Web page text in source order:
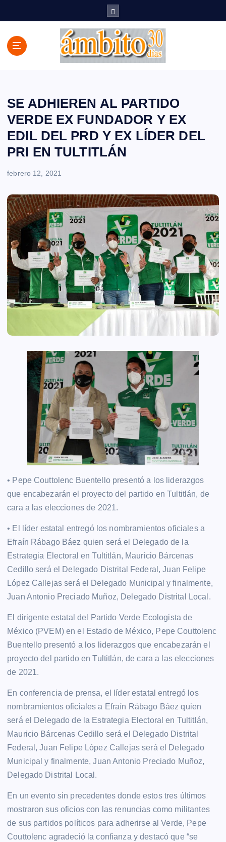
SE ADHIEREN AL PARTIDO
VERDE EX FUNDADOR Y EX
EDIL DEL PRD Y EX LÍDER DEL
PRI EN TULTITLÁN
febrero 12, 2021
• Pepe Couttolenc Buentello presentó a los liderazgos
que encabezarán el proyecto del partido en Tultitlán, de
cara a las elecciones de 2021.
• El líder estatal entregó los nombramientos oficiales a
Efraín Rábago Báez quien será el Delegado de la
Estrategia Electoral en Tultitlán, Mauricio Bárcenas
Cedillo será el Delegado Distrital Federal, Juan Felipe
López Callejas será el Delegado Municipal y finalmente,
Juan Antonio Preciado Muñoz, Delegado Distrital Local.
El dirigente estatal del Partido Verde Ecologista de
México (PVEM) en el Estado de México, Pepe Couttolenc
Buentello presentó a los liderazgos que encabezarán el
proyecto del partido en Tultitlán, de cara a las elecciones
de 2021.
En conferencia de prensa, el líder estatal entregó los
nombramientos oficiales a Efraín Rábago Báez quien
será el Delegado de la Estrategia Electoral en Tultitlán,
Mauricio Bárcenas Cedillo será el Delegado Distrital
Federal, Juan Felipe López Callejas será el Delegado
Municipal y finalmente, Juan Antonio Preciado Muñoz,
Delegado Distrital Local.
En un evento sin precedentes donde estos tres últimos
mostraron sus oficios con las renuncias como militantes
de sus partidos políticos para adherirse al Verde, Pepe
Couttolenc agradeció la confianza y destacó que “se